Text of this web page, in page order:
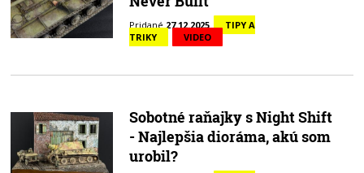
Pridané27.12.2025
TIPY A
TRIKY
VIDEO
Sobotné raňajky s Night Shift
- Najlepšia dioráma, akú som
urobil?